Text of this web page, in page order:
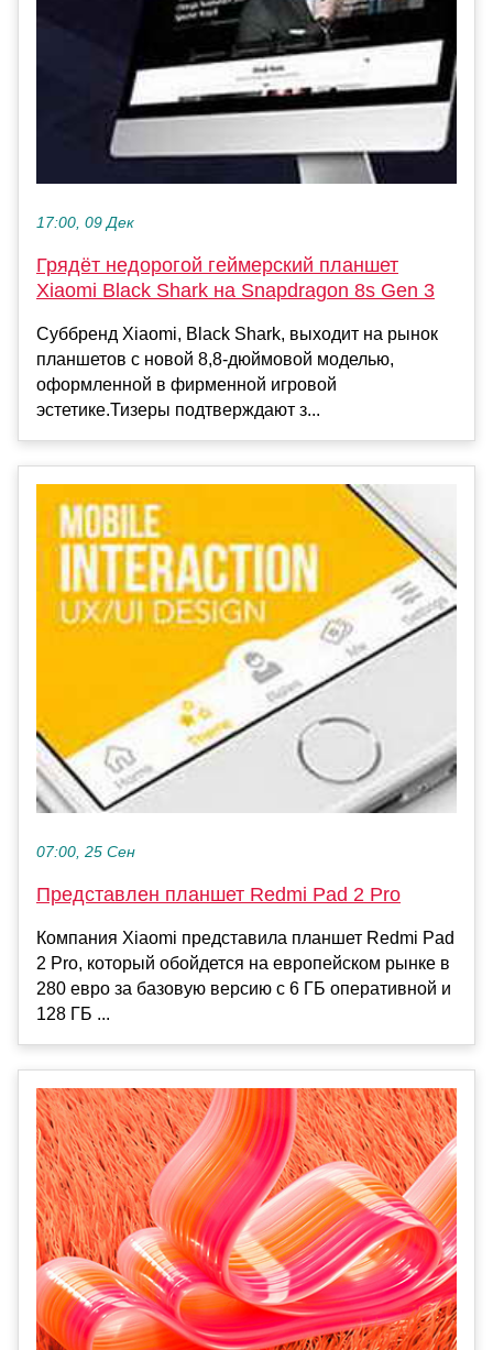
17:00, 09 Дек
Грядёт недорогой геймерский планшет
Xiaomi Black Shark на Snapdragon 8s Gen 3
Суббренд Xiaomi, Black Shark, выходит на рынок
планшетов с новой 8,8-дюймовой моделью,
оформленной в фирменной игровой
эстетике.Тизеры подтверждают з...
07:00, 25 Сен
Представлен планшет Redmi Pad 2 Pro
Компания Xiaomi представила планшет Redmi Pad
2 Pro, который обойдется на европейском рынке в
280 евро за базовую версию с 6 ГБ оперативной и
128 ГБ ...